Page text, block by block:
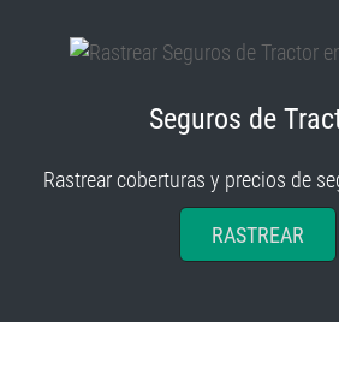
Rastrear coberturas y precios de
RASTREAR